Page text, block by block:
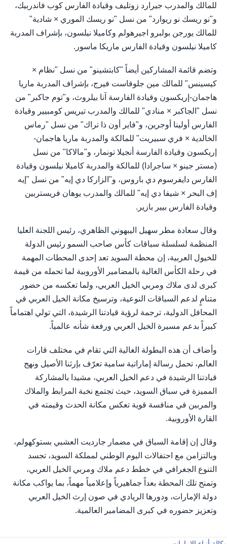
للمالك والمدرب جيرارد زوتليف وقيادة الفارس كوب فاندربيك،
و"نو ريسك نو ريوارد" من نسل "نو ريسك الموري × شادية"
للمالك يورجن بولبرو اجيرهولم وكاميلا نيلسون، بإشراف المدربة
كاميلا نيلسون وقيادة الفارس ماريكا ماسور.
وتضم قائمة المشاركين أيضاً "كابتشينو" من نسل "نظام ×
كيسينس" للمالك مين جلوفاست فيرج، بإشراف المدربة ماريا
هاجمان-إريكسون وقيادة الفارسة آنا بيلروث، و"توم جاكبر" من
نسل "الجاكبر × منادي" للمالك والمدرب تيريس كومبيير وقيادة
الفارس أولينا أوجرين، و"فاير أون ذا تراك" من نسل "رماس
الخالدية × فري سبيريت" للمالكة والمدربة ماريا هاجمان-
إريكسون وقيادة الفارسة أنجيلا تونمار، و"مالاكا" من نسل
(مستر جينو × ساجرادا) للمالكة والمدربة كاميلا نيلسون وقيادة
الفارس دايفرسوم دي باروس، و"الزاركا دي إيه" من نسل "إيه
إف البحر × شيفا دي إيه" للمالك والمدرب يوهان فريستربين
وقيادة الفارس بيير بازير.
وقال سعادة مطر سهيل اليبهوني الظاهري، رئيس اللجنة العليا
المنظمة لسلسلة سباقات كأس صاحب السمو رئيس الدولة
للخيول العربية، إن محطة السويد تعد إحدى المحطات المهمة
في رحلة الكأس الغالية بالمضامير الأوروبية لما تحمله من قيمة
كبرى لدى ملاك ومربي الخيل العربي، ولما تعكسه من حضور
متنامٍ لدعم السباقات النوعية، وترسيخ مكانة الخيل العربي في
المحافل الدولية، ترجمة لرؤية قيادتنا الرشيدة، التي تولي اهتماماً
كبيراً بدعم مسيرة الخيل العربي ورفعة شأنه عالمياً.
وأضاف أن هذه البطولة الغالية التي تقام في مختلف قارات
العالم، تحمل رسالة إماراتية سامية تعرّف بإرثنا الأصيل ونهج
قيادتنا الرشيدة في دعم الخيل العربي، مشيدا بالمشاركة
المميزة في سباق السويد، حيث تجتمع نخبة المرابط والملاك
والمربين في منافسة قوية تعكس مكانة الحدث وقيمته في
القارة الأوروبية.
وقال إن إقامة السباق في مضمار جارديت العشبي بستوكهولم،
وبالتزامن مع احتفالات اليوم الوطني لمملكة السويد، تجسد
التنوع الجغرافي في خطط دعم ملاك ومربي الخيل العربي،
وتمنح تلك المحطة بعداً جماهيرياً وإعلامياً مهماً، بما يواكب مكانة
دولة الإمارات، ودورها الريادي في صون إرث الخيل العربي
وتعزيز حضوره في كبرى المضامير العالمية.